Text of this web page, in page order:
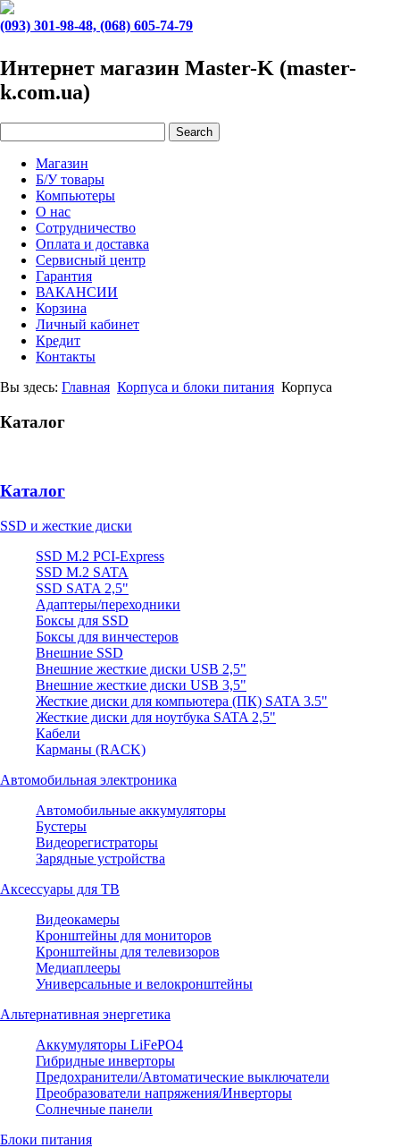
(093) 301-98-48, (068) 605-74-79
Интернет магазин Master-K (master-
k.com.ua)
Магазин
Б/У товары
Компьютеры
О нас
Сотрудничество
Оплата и доставка
Сервисный центр
Гарантия
ВАКАНСИИ
Корзина
Личный кабинет
Кредит
Контакты
Вы здесь: Главная Корпуса и блоки питания Корпуса
Каталог
Каталог
SSD и жесткие диски
SSD M.2 PCI-Express
SSD M.2 SATA
SSD SATA 2,5"
Адаптеры/переходники
Боксы для SSD
Боксы для винчестеров
Внешние SSD
Внешние жесткие диски USB 2,5"
Внешние жесткие диски USB 3,5"
Жесткие диски для компьютера (ПК) SATA 3.5"
Жесткие диски для ноутбука SATA 2,5"
Кабели
Карманы (RACK)
Автомобильная электроника
Автомобильные аккумуляторы
Бустеры
Видеорегистраторы
Зарядные устройства
Аксессуары для ТВ
Видеокамеры
Кронштейны для мониторов
Кронштейны для телевизоров
Медиаплееры
Универсальные и велокронштейны
Альтернативная энергетика
Аккумуляторы LiFePO4
Гибридные инверторы
Предохранители/Автоматические выключатели
Преобразователи напряжения/Инверторы
Солнечные панели
Блоки питания